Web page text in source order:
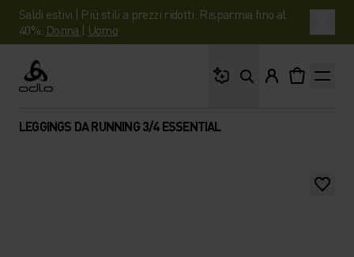
Saldi estivi | Più stili a prezzi ridotti. Risparmia fino al
40%. Donna | Uomo
Odlo
LEGGINGS DA RUNNING 3/4 ESSENTIAL